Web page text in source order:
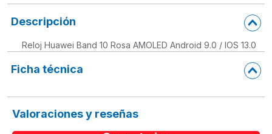
Descripción
Reloj Huawei Band 10 Rosa AMOLED Android 9.0 / IOS 13.0
Ficha técnica
Valoraciones y reseñas